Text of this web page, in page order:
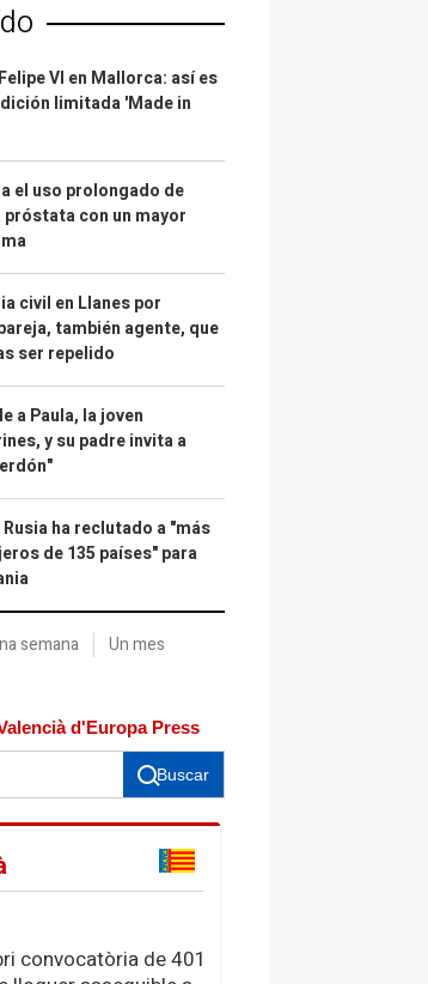
VI en Mallorca: así es
limitada 'Made in
el uso prolongado de
con un mayor
civil en Llanes por
también agente, que
ser repelido
a Paula, la joven
y su padre invita a
ha reclutado a "más
de 135 países" para
semana Un mes
d'Europa Press
Buscar
convocatòria de 401